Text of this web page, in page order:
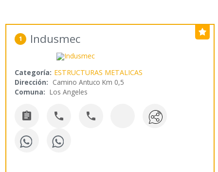
1 Indusmec
Categoría: ESTRUCTURAS METALICAS
Dirección: Camino Antuco Km 0,5
Comuna: Los Angeles
  